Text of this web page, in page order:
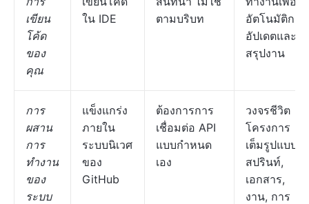
เขียน
โค้ด
ของ
คุณ
ใน IDE
ตามบริบท
อัตโนมัติการ
อัปเดตและ
สรุปงาน
การ
ผสาน
การ
ทำงาน
ของ
ระบบ
แข็งแกร่ง
ภายใน
ระบบนิเวศ
ของ
GitHub
ต้องการการ
เชื่อมต่อ API
แบบกำหนด
เอง
วงจรชีวิต
โครงการ
เต็มรูปแบบ:
สปรินท์,
เอกสาร,
งาน, การ